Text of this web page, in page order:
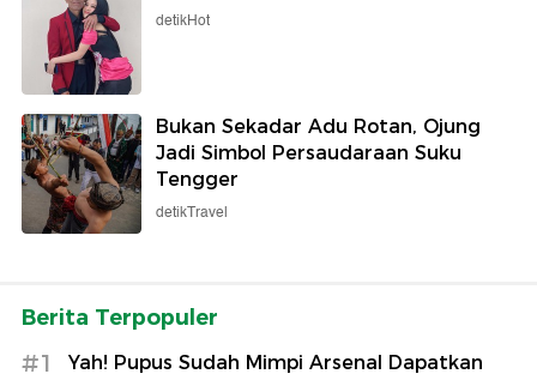
detikHot
Bukan Sekadar Adu Rotan, Ojung
Jadi Simbol Persaudaraan Suku
Tengger
detikTravel
Berita Terpopuler
#1
Yah! Pupus Sudah Mimpi Arsenal Dapatkan